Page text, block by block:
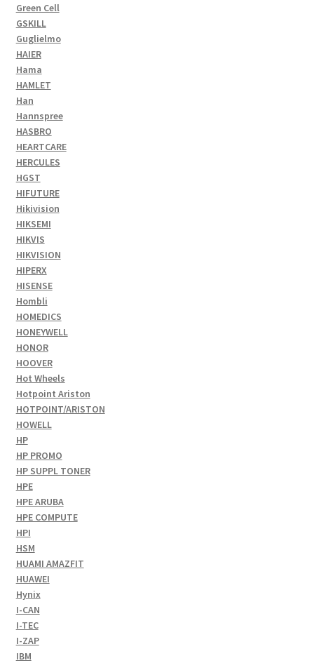
Green Cell
GSKILL
Guglielmo
HAIER
Hama
HAMLET
Han
Hannspree
HASBRO
HEARTCARE
HERCULES
HGST
HIFUTURE
Hikivision
HIKSEMI
HIKVIS
HIKVISION
HIPERX
HISENSE
Hombli
HOMEDICS
HONEYWELL
HONOR
HOOVER
Hot Wheels
Hotpoint Ariston
HOTPOINT/ARISTON
HOWELL
HP
HP PROMO
HP SUPPL TONER
HPE
HPE ARUBA
HPE COMPUTE
HPI
HSM
HUAMI AMAZFIT
HUAWEI
Hynix
I-CAN
I-TEC
I-ZAP
IBM